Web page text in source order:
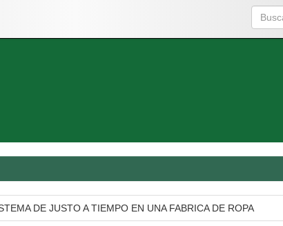
DE JUSTO A TIEMPO EN UNA FABRICA DE ROPA